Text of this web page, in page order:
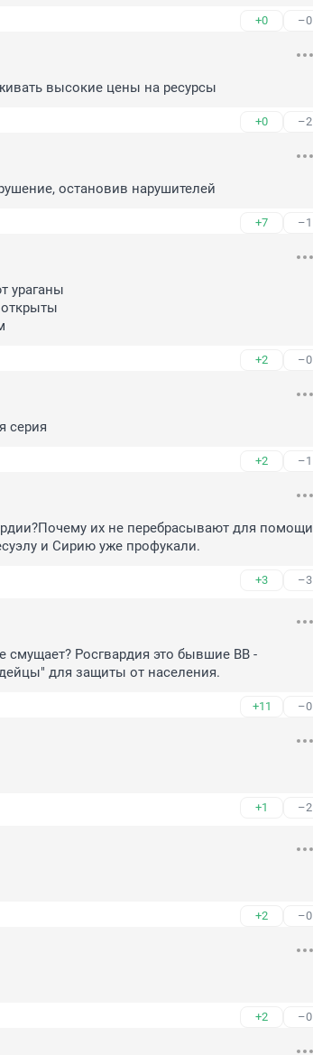
+0 –0
высокие цены на ресурсы
+0 –2
остановив нарушителей
+7 –1
ураганы
открыты
+2 –0
серия
+2 –1
их не перебрасывают для помощи
и Сирию уже профукали.
+3 –3
смущает? Росгвардия это бывшие ВВ -
для защиты от населения.
+11 –0
+1 –2
+2 –0
+2 –0